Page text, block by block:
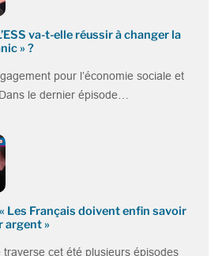
va-t-elle réussir à changer la
» ?
pour l’économie sociale et
le dernier épisode…
Les Français doivent enfin savoir
argent »
cet été plusieurs épisodes